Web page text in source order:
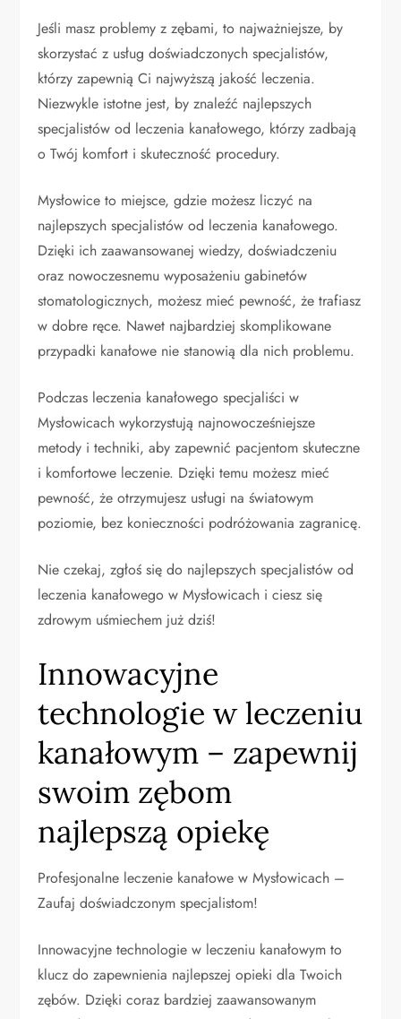
Jeśli masz problemy z zębami, to najważniejsze, by
skorzystać z usług doświadczonych specjalistów,
którzy zapewnią Ci najwyższą jakość leczenia.
Niezwykle istotne jest, by znaleźć najlepszych
specjalistów od leczenia kanałowego, którzy zadbają
o Twój komfort i skuteczność procedury.
Mysłowice to miejsce, gdzie możesz liczyć na
najlepszych specjalistów od leczenia kanałowego.
Dzięki ich zaawansowanej wiedzy, doświadczeniu
oraz nowoczesnemu wyposażeniu gabinetów
stomatologicznych, możesz mieć pewność, że trafiasz
w dobre ręce. Nawet najbardziej skomplikowane
przypadki kanałowe nie stanowią dla nich problemu.
Podczas leczenia kanałowego specjaliści w
Mysłowicach wykorzystują najnowocześniejsze
metody i techniki, aby zapewnić pacjentom skuteczne
i komfortowe leczenie. Dzięki temu możesz mieć
pewność, że otrzymujesz usługi na światowym
poziomie, bez konieczności podróżowania zagranicę.
Nie czekaj, zgłoś się do najlepszych specjalistów od
leczenia kanałowego w Mysłowicach i ciesz się
zdrowym uśmiechem już dziś!
Innowacyjne
technologie w leczeniu
kanałowym – zapewnij
swoim zębom
najlepszą opiekę
Profesjonalne leczenie kanałowe w Mysłowicach –
Zaufaj doświadczonym specjalistom!
Innowacyjne technologie w leczeniu kanałowym to
klucz do zapewnienia najlepszej opieki dla Twoich
zębów. Dzięki coraz bardziej zaawansowanym